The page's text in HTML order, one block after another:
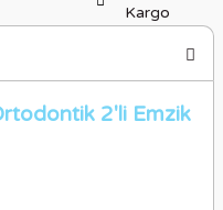
Kargo
2'li Emzik